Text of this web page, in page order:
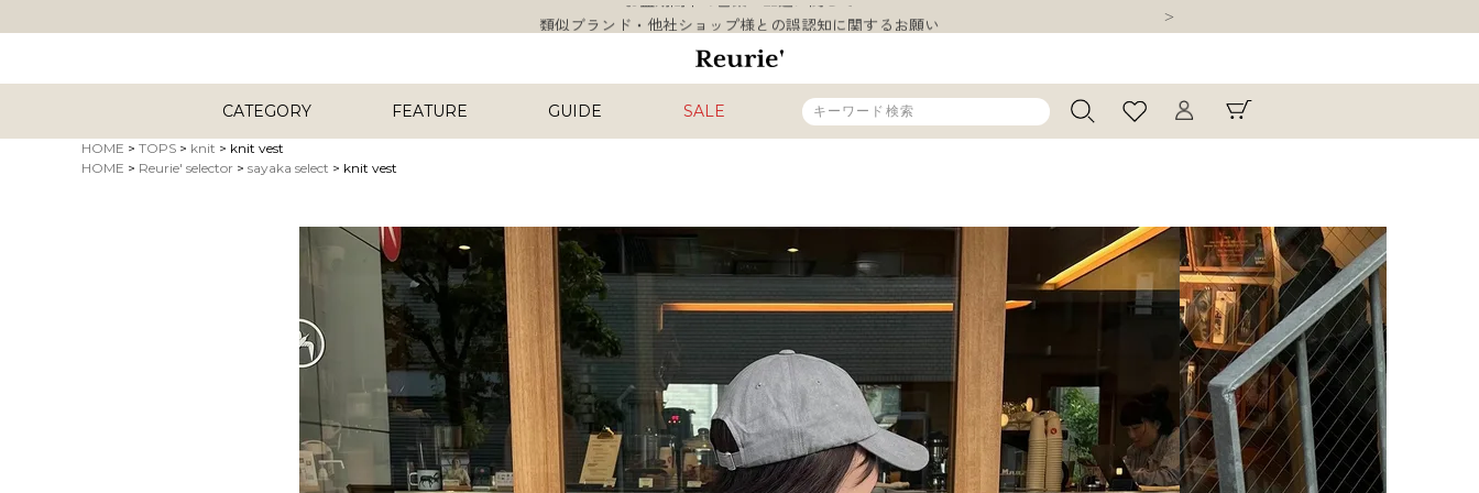
類似ブランド・他社ショップ様との誤認知に関するお願い
熊本県熊本地方を震源とする地震の影響について
お盆期間中の営業・配送に関して
類似ブランド・他社ショップ様との誤認知に関するお願い
10,000円以上ご購入で送料無料
CATEGORY FEATURE GUIDE SALE
SALE
商品タイプ
ORIGINAL HIT ITEM
カラー
HOME TOPS knit
knit vest
HOME
Reurie' selector sayaka select knit vest